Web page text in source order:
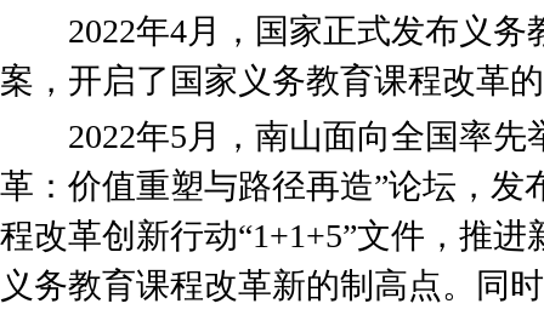
2022年4月，国家正式发布义务
案，开启了国家义务教育课程改革
2022年5月，南山面向全国率先
革：价值重塑与路径再造”论坛，发
程改革创新行动“1+1+5”文件，推
义务教育课程改革新的制高点。同